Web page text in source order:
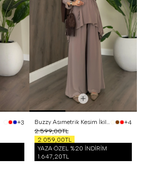
+3
Buzzy Asımetrik Kesim İkili Takım Vizon
+4
2.599,00TL
2.059,00TL
YAZA ÖZEL %20 İNDİRİM
1.647,20TL